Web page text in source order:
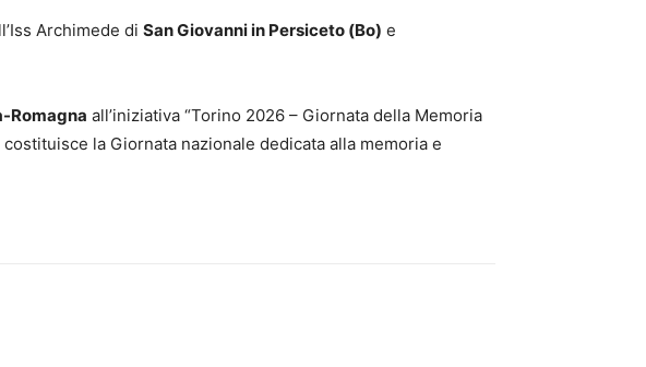
Archimede di San Giovanni in Persiceto (Bo) e
Romagna all’iniziativa “Torino 2026 – Giornata della Memoria
la Giornata nazionale dedicata alla memoria e